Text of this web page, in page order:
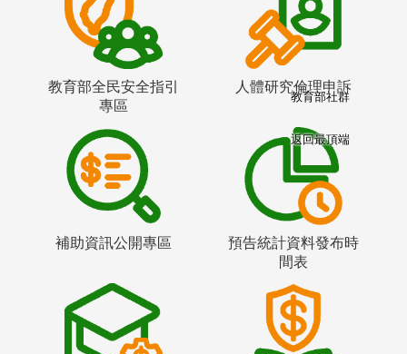
教育部全民安全指引
專區
人體研究倫理申訴
補助資訊公開專區
預告統計資料發布時
間表
教育部社群
返回最頂端